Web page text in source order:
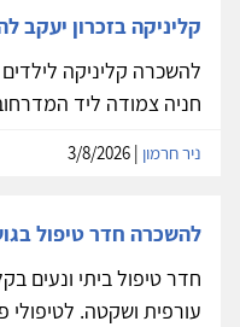
קליניקה בזכרון יעקב
להשכרה קליניקה
חניה צמודה ליד
ניר חרמון
להשכרה חדר טיפול בגושן 1
חדר טיפול ביתי ונעים
עורפית ושקטה. לטיפולי